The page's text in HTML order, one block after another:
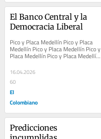
El Banco Central y la
Democracia Liberal
Pico y Placa Medellín Pico y Placa
Medellín Pico y Placa Medellín Pico y
Placa Medellín Pico y Placa Medellín
Pico y Placa Medellín Pico y Placa...
16.04.2026
60
El
Colombiano
Predicciones